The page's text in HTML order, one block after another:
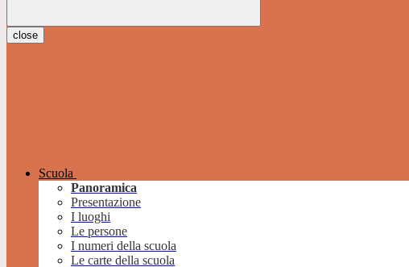
close
Scuola
Panoramica
Presentazione
I luoghi
Le persone
I numeri della scuola
Le carte della scuola